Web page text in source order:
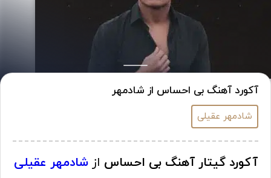
آکورد آهنگ بی احساس از شادمهر
شادمهر عقیلی
آکورد گیتار آهنگ بی احساس ازشادمهر عقیلی